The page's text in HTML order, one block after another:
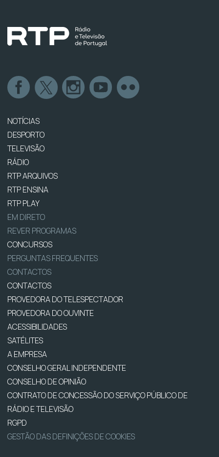
NOTÍCIAS
DESPORTO
TELEVISÃO
RÁDIO
RTP ARQUIVOS
RTP ENSINA
RTP PLAY
EM DIRETO
REVER PROGRAMAS
CONCURSOS
PERGUNTAS FREQUENTES
CONTACTOS
CONTACTOS
PROVEDORA DO TELESPECTADOR
PROVEDORA DO OUVINTE
ACESSIBILIDADES
SATÉLITES
A EMPRESA
CONSELHO GERAL INDEPENDENTE
CONSELHO DE OPINIÃO
CONTRATO DE CONCESSÃO DO SERVIÇO PÚBLICO DE
RÁDIO E TELEVISÃO
RGPD
GESTÃO DAS DEFINIÇÕES DE COOKIES